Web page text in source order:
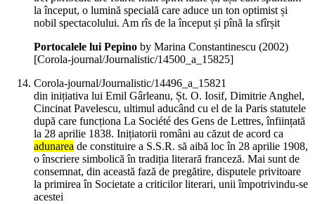
la început, o lumină specială care aduce un ton optimist și
nobil spectacolului. Am rîs de la început și pînă la sfîrșit
Portocalele lui Pepino by Marina Constantinescu (2002)
[Corola-journal/Journalistic/14500_a_15825]
Corola-journal/Journalistic/14496_a_15821
din inițiativa lui Emil Gârleanu, Șt. O. Iosif, Dimitrie Anghel,
Cincinat Pavelescu, ultimul aducând cu el de la Paris statutele
după care funcționa La Société des Gens de Lettres, înființată
la 28 aprilie 1838. Inițiatorii români au căzut de acord ca
adunarea de constituire a S.S.R. să aibă loc în 28 aprilie 1908,
o înscriere simbolică în tradiția literară franceză. Mai sunt de
consemnat, din această fază de pregătire, disputele privitoare
la primirea în Societate a criticilor literari, unii împotrivindu-se
acestei